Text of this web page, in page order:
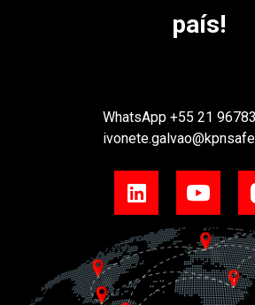
país!
WhatsApp +55 21